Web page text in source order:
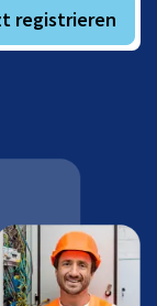
registrieren